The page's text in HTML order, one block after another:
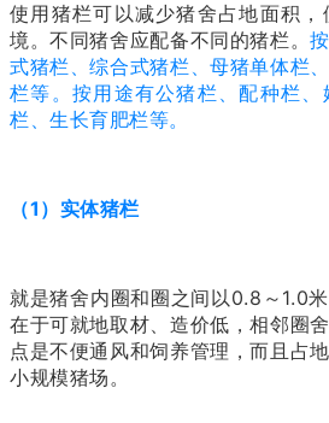
使用猪栏可以减少猪舍占地面积
境。不同猪舍应配备不同的猪栏。
式猪栏、综合式猪栏、母猪单体栏
栏等。按用途有公猪栏、配种栏
栏、生长育肥栏等。
（1）实体猪栏
就是猪舍内圈和圈之间以0.8～1.0
在于可就地取材、造价低，相邻圈
点是不便通风和饲养管理，而且占
小规模猪场。